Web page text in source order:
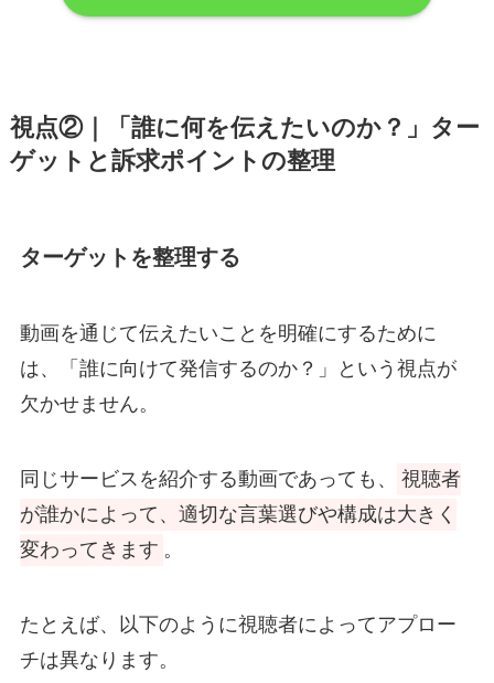
視点②｜「誰に何を伝えたいのか？」ター
ゲットと訴求ポイントの整理
ターゲットを整理する
動画を通じて伝えたいことを明確にするために
は、「誰に向けて発信するのか？」という視点が
欠かせません。
同じサービスを紹介する動画であっても、
視聴者
が誰かによって、適切な言葉選びや構成は大きく
変わってきます 。
たとえば、以下のように視聴者によってアプロー
チは異なります。